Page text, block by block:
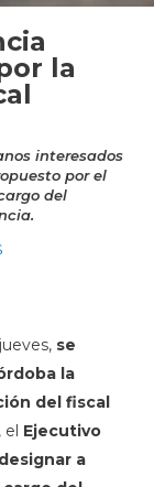
la
interesados
por el
del
se
la
del fiscal
el Ejecutivo
a